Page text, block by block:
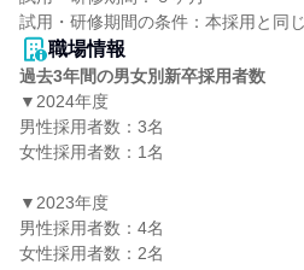
職場情報
過去3年間の男女別新卒採用者数
▼2024年度
男性採用者数：3名
女性採用者数：1名
▼2023年度
男性採用者数：4名
女性採用者数：2名